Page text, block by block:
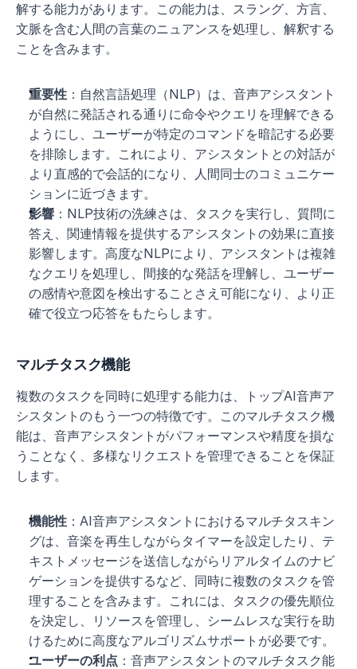
解する能力があります。この能力は、スラング、方言、
文脈を含む人間の言葉のニュアンスを処理し、解釈する
ことを含みます。
重要性 ：自然言語処理（NLP）は、音声アシスタント
が自然に発話される通りに命令やクエリを理解できる
ようにし、ユーザーが特定のコマンドを暗記する必要
を排除します。これにより、アシスタントとの対話が
より直感的で会話的になり、人間同士のコミュニケー
ションに近づきます。
影響 ：NLP技術の洗練さは、タスクを実行し、質問に
答え、関連情報を提供するアシスタントの効果に直接
影響します。高度なNLPにより、アシスタントは複雑
なクエリを処理し、間接的な発話を理解し、ユーザー
の感情や意図を検出することさえ可能になり、より正
確で役立つ応答をもたらします。
マルチタスク機能
複数のタスクを同時に処理する能力は、トップAI音声ア
シスタントのもう一つの特徴です。このマルチタスク機
能は、音声アシスタントがパフォーマンスや精度を損な
うことなく、多様なリクエストを管理できることを保証
します。
機能性 ：AI音声アシスタントにおけるマルチタスキン
グは、音楽を再生しながらタイマーを設定したり、テ
キストメッセージを送信しながらリアルタイムのナビ
ゲーションを提供するなど、同時に複数のタスクを管
理することを含みます。これには、タスクの優先順位
を決定し、リソースを管理し、シームレスな実行を助
けるために高度なアルゴリズムサポートが必要です。
ユーザーの利点 ：音声アシスタントのマルチタスク能